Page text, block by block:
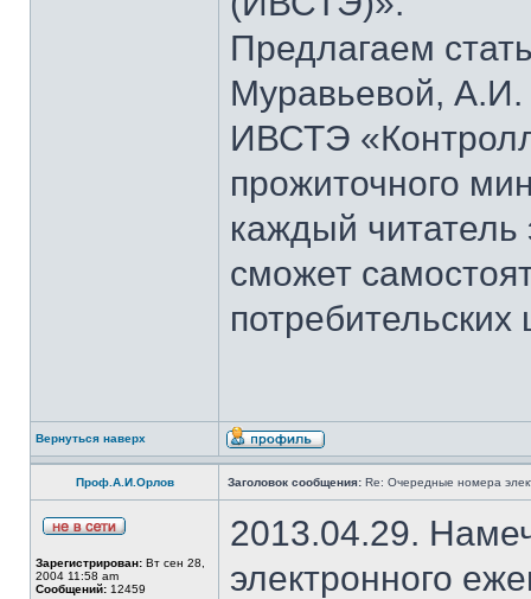
Предлагаем
Муравьевой, А.И.
ИВСТЭ
прожиточного
каждый читатель
сможет
потребительских
Вернуться наверх
Проф.А.И.Орлов Заголовок сообщения: Re: Очередные номера
Зарегистрирован: Вт сен 28,
2004 11:58 am
Сообщений: 12459
2013.04.29.
электронного